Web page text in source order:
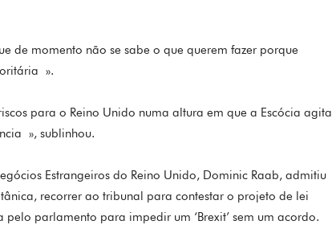
de momento não se sabe o que querem fazer porque
».
para o Reino Unido numa altura em que a Escócia agita
», sublinhou.
Estrangeiros do Reino Unido, Dominic Raab, admitiu
recorrer ao tribunal para contestar o projeto de lei
parlamento para impedir um ‘Brexit’ sem um acordo.